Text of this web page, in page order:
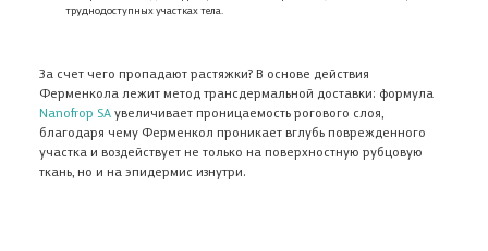
труднодоступных участках тела.
За счет чего пропадают растяжки? В основе действия
Ферменкола лежит метод трансдермальной доставки: формула
Nanofrop SAувеличивает проницаемость рогового слоя,
благодаря чему Ферменкол проникает вглубь поврежденного
участка и воздействует не только на поверхностную рубцовую
ткань, но и на эпидермис изнутри.